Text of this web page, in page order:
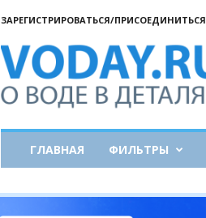
ЗАРЕГИСТРИРОВАТЬСЯ/ПРИСОЕДИНИТЬСЯ
о
воде
ГЛАВНАЯ ФИЛЬТРЫ